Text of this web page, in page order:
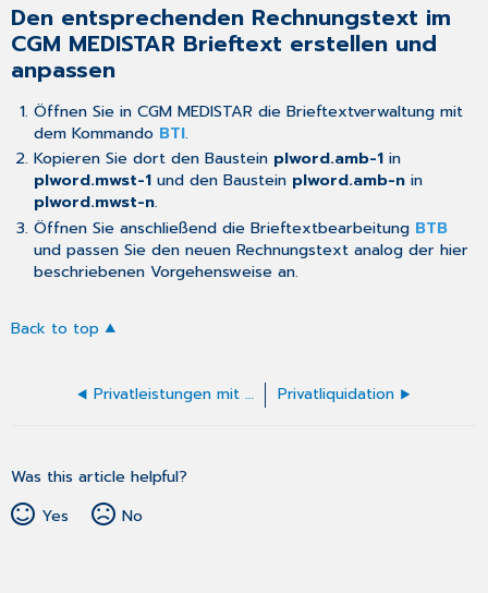
Den entsprechenden Rechnungstext im
CGM MEDISTAR Brieftext erstellen und
anpassen
Öffnen Sie in CGM MEDISTAR die Brieftextverwaltung mit
dem Kommando BTI.
Kopieren Sie dort den Baustein plword.amb-1in
plword.mwst-1und den Baustein plword.amb-nin
plword.mwst-n.
Öffnen Sie anschließend die Brieftextbearbeitung BTB
und passen Sie den neuen Rechnungstext analog der hier
beschriebenen Vorgehensweise an.
Back to top
Privatleistungen mit Mehrwertsteuer abrechnen Privatliquidation
Was this article helpful?
Yes
No